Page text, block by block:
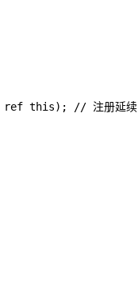
// 注册延续